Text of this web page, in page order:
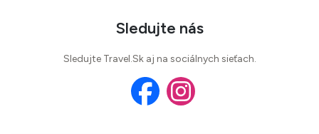
Sledujte nás
Sledujte Travel.Sk aj na sociálnych sieťach.